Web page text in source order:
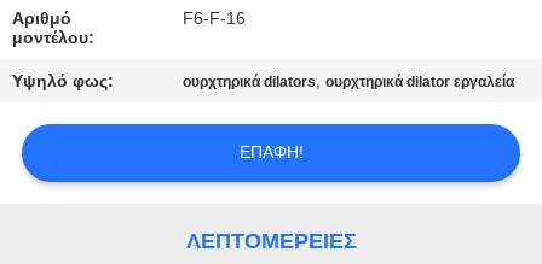
PRIVACY
Αριθμό
μοντέλου:
F6-F-16
Υψηλό φως: ουρχτηρικά dilators,ουρχτηρικά dilator εργαλεία
ΕΠΑΦΉ!
ΛΕΠΤΟΜΈΡΕΙΕΣ